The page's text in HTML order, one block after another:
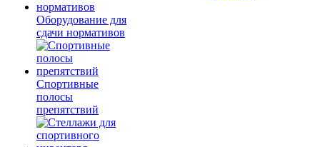
Оборудование для
сдачи нормативов
Спортивные
полосы
препятствий